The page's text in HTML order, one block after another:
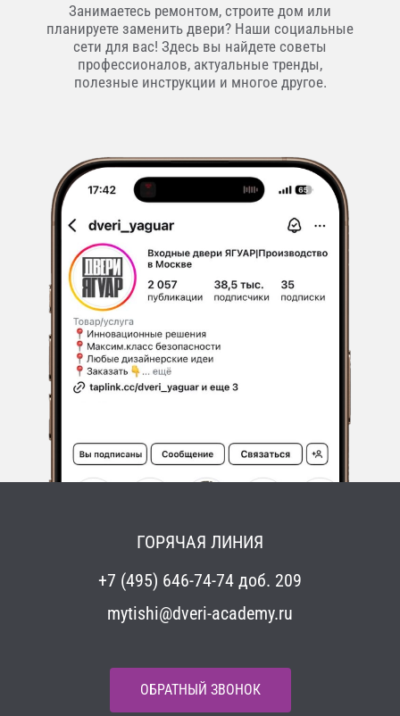
Занимаетесь ремонтом, строите дом или
планируете заменить двери? Наши социальные
сети для вас! Здесь вы найдете советы
профессионалов, актуальные тренды,
полезные инструкции и многое другое.
ГОРЯЧАЯ ЛИНИЯ
+7 (495) 646-74-74 доб. 209
mytishi@dveri-academy.ru
ОБРАТНЫЙ ЗВОНОК